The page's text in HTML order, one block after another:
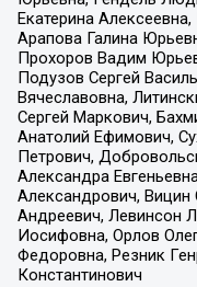
Екатерина
Арапова Галина
Прохоров Вадим
Подузов Сергей
Вячеславовна,
Сергей Маркович,
Анатолий Ефимович,
Петрович,
Александра
Александрович, Вицин
Андреевич, Левинсон
Иосифовна, Орлов
Федоровна, Резник
Константинович